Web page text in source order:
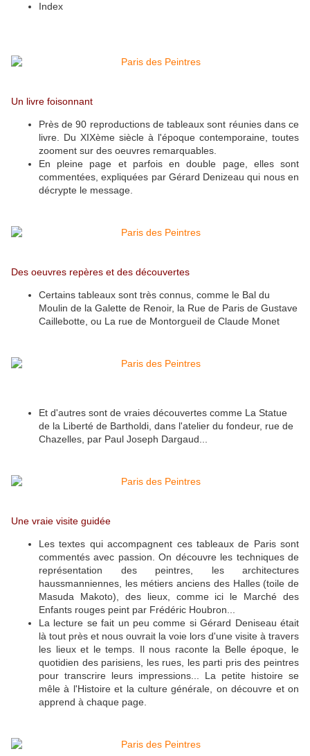
Index
Un livre foisonnant
Près de 90 reproductions de tableaux sont réunies dans ce
livre. Du XIXème siècle à l'époque contemporaine, toutes
zooment sur des oeuvres remarquables.
En pleine page et parfois en double page, elles sont
commentées, expliquées par Gérard Denizeau qui nous en
décrypte le message.
Des oeuvres repères et des découvertes
Certains tableaux sont très connus, comme le Bal du
Moulin de la Galette de Renoir, la Rue de Paris de Gustave
Caillebotte, ou La rue de Montorgueil de Claude Monet
Et d'autres sont de vraies découvertes comme La Statue
de la Liberté de Bartholdi, dans l'atelier du fondeur, rue de
Chazelles, par Paul Joseph Dargaud...
Une vraie visite guidée
Les textes qui accompagnent ces tableaux de Paris sont
commentés avec passion. On découvre les techniques de
représentation des peintres, les architectures
haussmanniennes, les métiers anciens des Halles (toile de
Masuda Makoto), des lieux, comme ici le Marché des
Enfants rouges peint par Frédéric Houbron...
La lecture se fait un peu comme si Gérard Deniseau était
là tout près et nous ouvrait la voie lors d'une visite à travers
les lieux et le temps. Il nous raconte la Belle époque, le
quotidien des parisiens, les rues, les parti pris des peintres
pour transcrire leurs impressions... La petite histoire se
mêle à l'Histoire et la culture générale, on découvre et on
apprend à chaque page.